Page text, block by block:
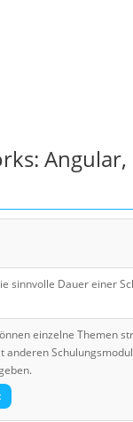
Angular,
sinnvolle Dauer einer
einzelne Themen
anderen